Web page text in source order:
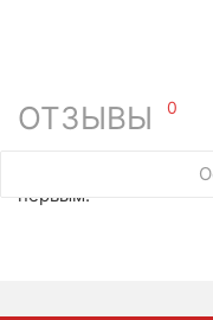
ОТЗЫВЫ 0
У этого товара нет
первым.